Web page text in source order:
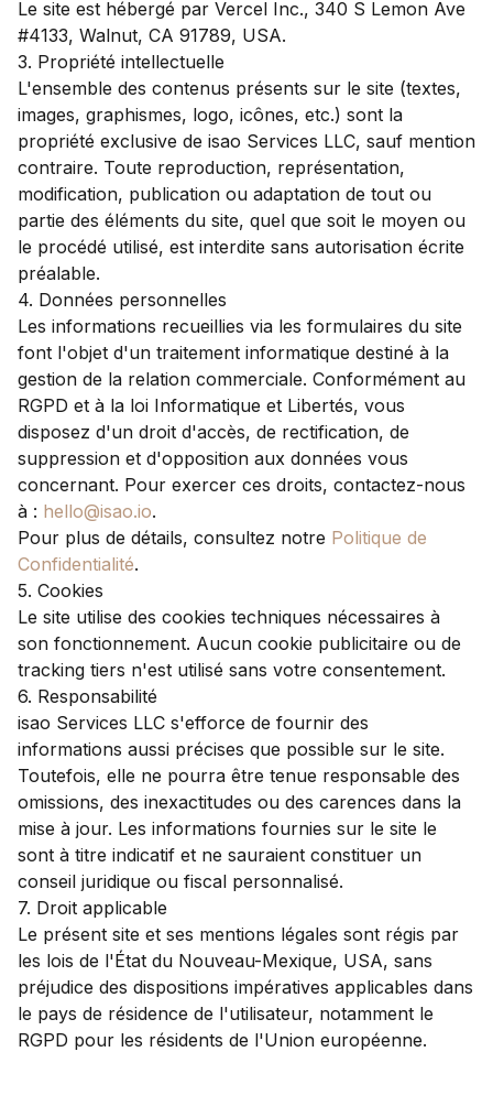
Le site est hébergé par Vercel Inc., 340 S Lemon Ave
#4133, Walnut, CA 91789, USA.
3. Propriété intellectuelle
L'ensemble des contenus présents sur le site (textes,
images, graphismes, logo, icônes, etc.) sont la
propriété exclusive de isao Services LLC, sauf mention
contraire. Toute reproduction, représentation,
modification, publication ou adaptation de tout ou
partie des éléments du site, quel que soit le moyen ou
le procédé utilisé, est interdite sans autorisation écrite
préalable.
4. Données personnelles
Les informations recueillies via les formulaires du site
font l'objet d'un traitement informatique destiné à la
gestion de la relation commerciale. Conformément au
RGPD et à la loi Informatique et Libertés, vous
disposez d'un droit d'accès, de rectification, de
suppression et d'opposition aux données vous
concernant. Pour exercer ces droits, contactez-nous
à : hello@isao.io.
Pour plus de détails, consultez notre Politique de
Confidentialité.
5. Cookies
Le site utilise des cookies techniques nécessaires à
son fonctionnement. Aucun cookie publicitaire ou de
tracking tiers n'est utilisé sans votre consentement.
6. Responsabilité
isao Services LLC s'efforce de fournir des
informations aussi précises que possible sur le site.
Toutefois, elle ne pourra être tenue responsable des
omissions, des inexactitudes ou des carences dans la
mise à jour. Les informations fournies sur le site le
sont à titre indicatif et ne sauraient constituer un
conseil juridique ou fiscal personnalisé.
7. Droit applicable
Le présent site et ses mentions légales sont régis par
les lois de l'État du Nouveau-Mexique, USA, sans
préjudice des dispositions impératives applicables dans
le pays de résidence de l'utilisateur, notamment le
RGPD pour les résidents de l'Union européenne.